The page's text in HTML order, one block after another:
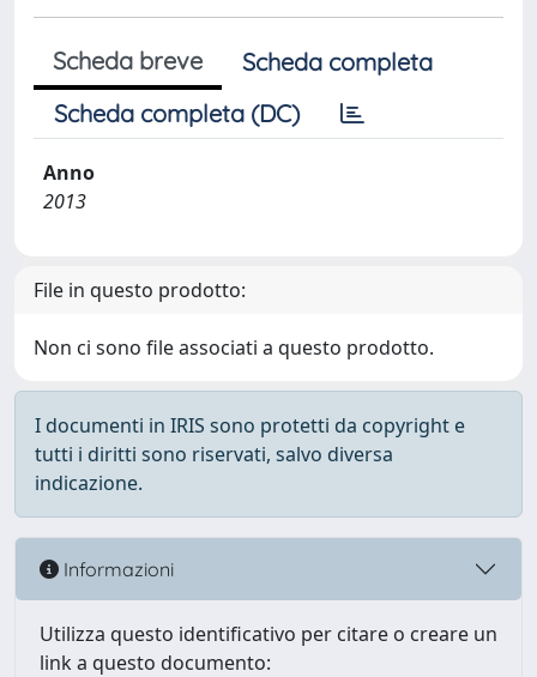
Scheda breve
Scheda completa
Scheda completa (DC)
Anno
2013
File in questo prodotto:
Non ci sono file associati a questo prodotto.
I documenti in IRIS sono protetti da copyright e
tutti i diritti sono riservati, salvo diversa
indicazione.
Informazioni
Utilizza questo identificativo per citare o creare un
link a questo documento: